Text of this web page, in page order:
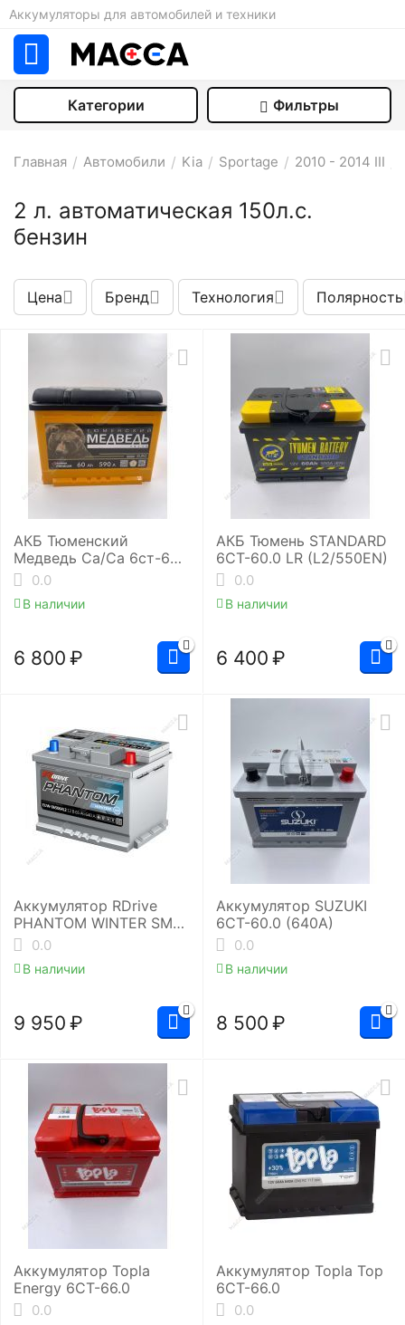
Аккумуляторы для автомобилей и техники
Категории Фильтры
2 л. автоматическая 150л.с.
бензин
Главная / Автомобили / Kia / Sportage / 2010 - 2014 III
Цена Бренд Технология Полярность
АКБ Тюменский
Медведь Ca/Ca 6ст-60.1
(L2/590EN)
0.0
В наличии
6 800 ₽
АКБ Тюмень STANDARD
6СТ-60.0 LR (L2/550EN)
0.0
В наличии
6 400 ₽
Аккумулятор RDrive
PHANTOM WINTER SMF
EUW-065064L2
0.0
В наличии
9 950 ₽
Аккумулятор SUZUKI
6СТ-60.0 (640A)
0.0
В наличии
8 500 ₽
Аккумулятор Topla
Energy 6СТ-66.0
0.0
Аккумулятор Topla Top
6СТ-66.0
0.0